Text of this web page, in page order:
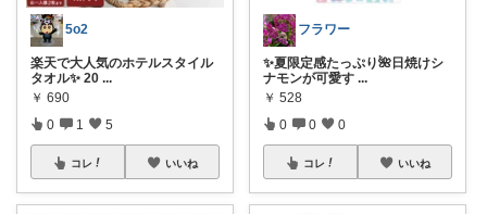
5o2
楽天で大人気のホテルスタイル
タオル✨ 20 ...
￥ 690
0 1 5
コレ いいね
フラワー
✨夏限定感たっぷり🌺日焼けシ
ナモンが可愛す ...
￥ 528
0 0 0
コレ いいね